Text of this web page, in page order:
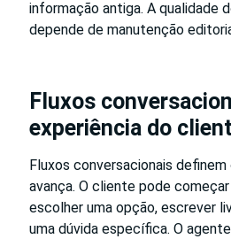
informação antiga. A qualidade
depende de manutenção
Fluxos
experiência do
Fluxos conversacionais
avança. O cliente pode
escolher uma opção, escrever
uma dúvida específica. O